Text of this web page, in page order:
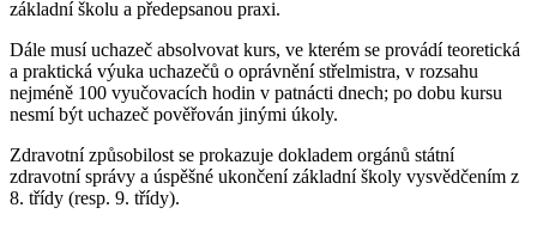
základní školu a předepsanou praxi.
Dále musí uchazeč absolvovat kurs, ve kterém se provádí teoretická
a praktická výuka uchazečů o oprávnění střelmistra, v rozsahu
nejméně 100 vyučovacích hodin v patnácti dnech; po dobu kursu
nesmí být uchazeč pověřován jinými úkoly.
Zdravotní způsobilost se prokazuje dokladem orgánů státní
zdravotní správy a úspěšné ukončení základní školy vysvědčením z
8. třídy (resp. 9. třídy).